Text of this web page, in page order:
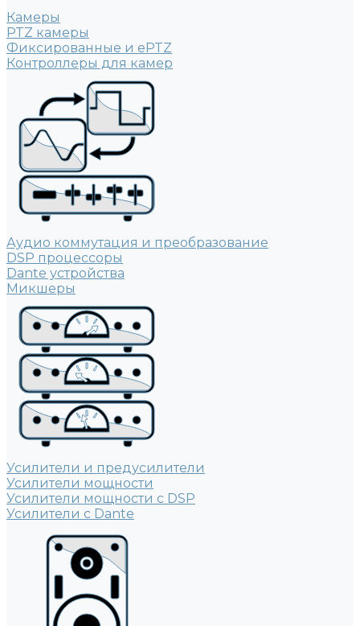
Камеры
PTZ камеры
Фиксированные и ePTZ
Контроллеры для камер
Аудио коммутация и преобразование
DSP процессоры
Dante устройства
Микшеры
Усилители и предусилители
Усилители мощности
Усилители мощности с DSP
Усилители с Dante